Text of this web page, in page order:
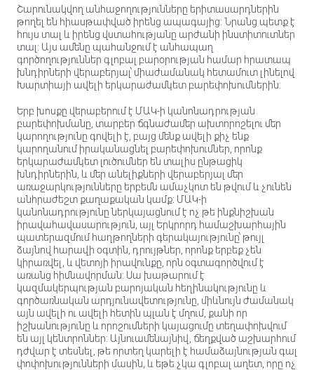
Շարունակվող անհաջողությունները երիտասարդներին
թողել են հիասթափված իրենց ապագայից: Նրանց պետք է
հույս տալ և իրենց վստահությանը արժանի ինստիտուտներ
տալ: Այս ամենը պահանջում է անհապաղ
գործողություններ գլոբալ բարօրության համար հրատապ
խնդիրների վերաբերյալ՝ միաժամանակ հետամուտ լինելով
Խարտիայի ավելի երկարաժամկետ բարեփոխումներին:
Երբ խոսքը վերաբերում է ՄԱԿ-ի կանոնադրության
բարեփոխմանը, տարբեր ճգնաժամեր ախտորոշելու մեր
կարողությունը գովելի է, բայց մենք ավելի քիչ ենք
կարողանում իրականացնել բարեփոխումներ, որոնք
երկարաժամկետ լուծումներ են տալիս ընթացիկ
խնդիրներին, և մեր անելիքների վերաբերյալ մեր
առաջարկությունները երբեմն ամաչկոտ են թվում և չունեն
անհրաժեշտ քաղաքական կամք։ ՄԱԿ-ի
կանոնադրությունը ներկայացնում է ոչ թե ինքնիշխան
իրավահավասարություն, այլ Երկրորդ համաշխարհային
պատերազմում հաղթողների գերակայությունը՝ թույլ
ձայնով հարավի օգտին, դրույթներ, որոնք երբեք չեն
կիրառվել, և վետոյի իրավունքը, որն օգտագործվում է
առանց հիմնավորման: Սա խաթարում է
կազմակերպության բարոյական հեղինակությունը և
գործառնական արդյունավետությունը, միևնույն ժամանակ
այն ավելի ու ավելի հետին պլան է մղում, քանի որ
իշխանությունը և որոշումների կայացումը տեղափոխվում
են այլ կենտրոններ: Այնուամենայնիվ, ճեղքված աշխարհում
դժվար է տեսնել, թե որտեղ կարելի է համաձայնության գալ
փոփոխությունների մասին, և եթե չկա գլոբալ աղետ, որը ոչ